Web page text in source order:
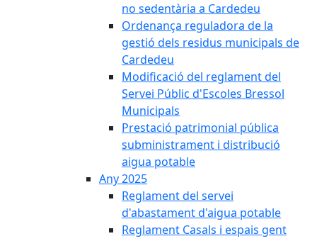
no sedentària a Cardedeu
Ordenança reguladora de la
gestió dels residus municipals de
Cardedeu
Modificació del reglament del
Servei Públic d'Escoles Bressol
Municipals
Prestació patrimonial pública
subministrament i distribució
aigua potable
Any 2025
Reglament del servei
d'abastament d'aigua potable
Reglament Casals i espais gent